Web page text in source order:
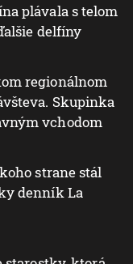
plávala s telom
delfíny
regionálnom
Skupinka
vchodom
strane stál
denník La